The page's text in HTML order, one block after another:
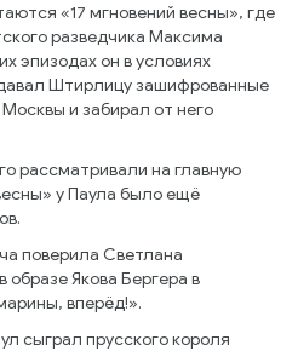
«17 мгновений весны», где
разведчика Максима
эпизодах он в условиях
Штирлицу зашифрованные
и забирал от него
рассматривали на главную
у Паула было ещё
поверила Светлана
Якова Бергера в
вперёд!».
сыграл прусского короля